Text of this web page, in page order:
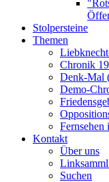
Stolpersteine
Themen
Chronik
Denk-Mal
Demo-
Fernsehen
Kontakt
Über uns
Suchen